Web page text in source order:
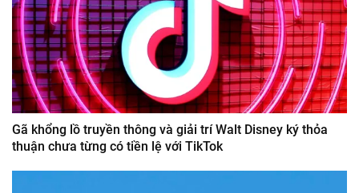
Gã khổng lồ truyền thông và giải trí Walt Disney ký thỏa
thuận chưa từng có tiền lệ với TikTok